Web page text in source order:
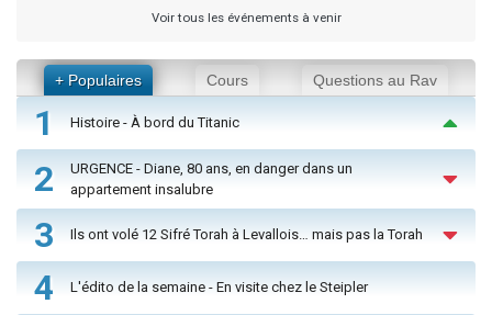
Voir tous les événements à venir
+ Populaires Cours Questions au Rav
1 Histoire - À bord du Titanic
2
URGENCE - Diane, 80 ans, en danger dans un
appartement insalubre
3 Ils ont volé 12 Sifré Torah à Levallois… mais pas la Torah
4 L'édito de la semaine - En visite chez le Steipler